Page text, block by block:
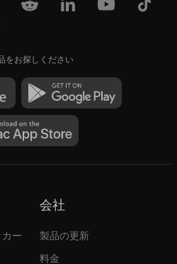
をお探しください
ー
会社
製品の更新
料金